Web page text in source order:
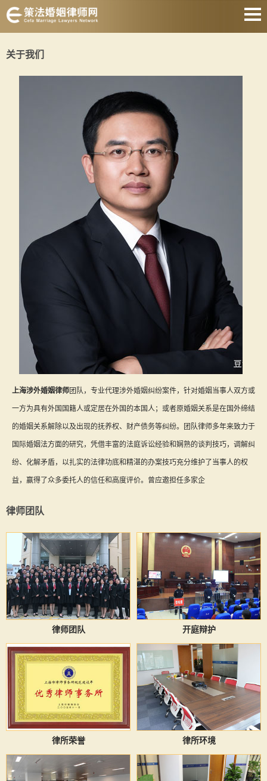
财产分割律师
抚养权律师
涉外婚姻律师
遗产继承律师
关于我们
关于我们
上海涉外婚姻律师团队，专业代理涉外婚姻纠纷案件，针对婚姻当事人双方或
一方为具有外国国籍人或定居在外国的本国人；或者原婚姻关系是在国外缔结
的婚姻关系解除以及出现的抚养权、财产债务等纠纷。团队律师多年来致力于
国际婚姻法方面的研究，凭借丰富的法庭诉讼经验和娴熟的谈判技巧，调解纠
纷、化解矛盾，以扎实的法律功底和精湛的办案技巧充分维护了当事人的权
益，赢得了众多委托人的信任和高度评价。曾应邀担任多家企
律师团队
律师团队 开庭辩护
律所荣誉 律所环境